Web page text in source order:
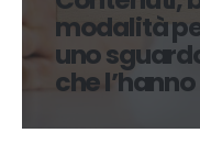
modalità
uno
che